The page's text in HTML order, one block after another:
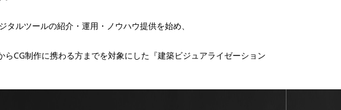
ルツールの紹介・運用・ノウハウ提供を始め、
CG制作に携わる方までを対象にした『建築ビジュアライゼーション